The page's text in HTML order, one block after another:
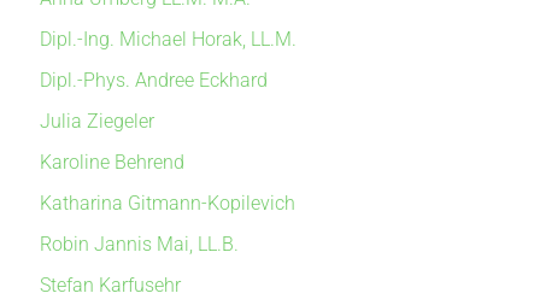
Dipl.-Ing. Michael Horak, LL.M.
Dipl.-Phys. Andree Eckhard
Julia Ziegeler
Karoline Behrend
Katharina Gitmann-Kopilevich
Robin Jannis Mai, LL.B.
Stefan Karfusehr